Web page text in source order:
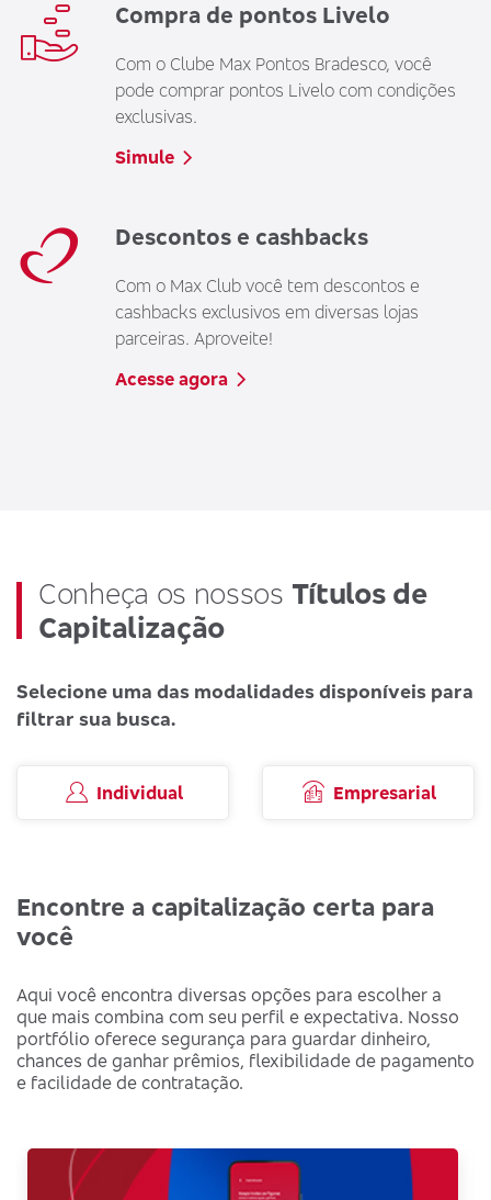
Compra de pontos Livelo
Com o Clube Max Pontos Bradesco, você
pode comprar pontos Livelo com condições
exclusivas.
Simule
Descontos e cashbacks
Com o Max Club você tem descontos e
cashbacks exclusivos em diversas lojas
parceiras. Aproveite!
Acesse agora
Conheça os nossos Títulos de
Capitalização
Selecione uma das modalidades disponíveis para
filtrar sua busca.
Individual Empresarial
Encontre a capitalização certa para
você
Aqui você encontra diversas opções para escolher a
que mais combina com seu perfil e expectativa. Nosso
portfólio oferece segurança para guardar dinheiro,
chances de ganhar prêmios, flexibilidade de pagamento
e facilidade de contratação.